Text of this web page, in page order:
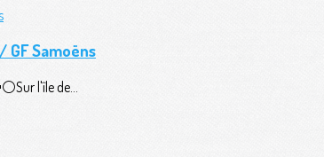
Samoëns
l'île de...